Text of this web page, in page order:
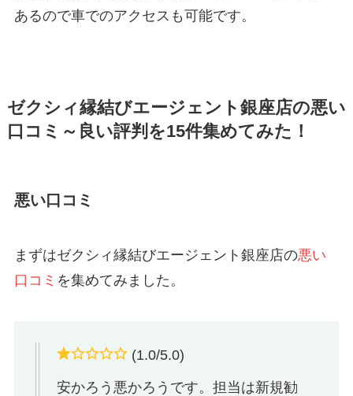
あるので車でのアクセスも可能です。
ゼクシィ縁結びエージェント銀座店の悪い
口コミ～良い評判を15件集めてみた！
悪い口コミ
まずはゼクシィ縁結びエージェント銀座店の悪い
口コミ を集めてみました。
(1.0/5.0)
安かろう悪かろうです。担当は新規勧